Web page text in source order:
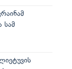
სამ